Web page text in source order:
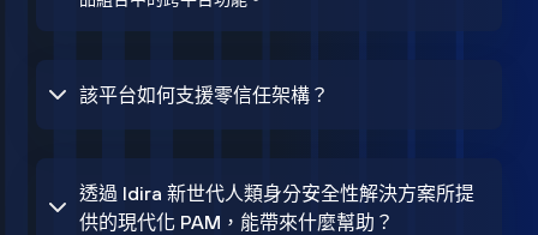
該平台如何支援零信任架構？
透過 Idira 新世代人類身分安全性解決方案所提
供的現代化 PAM，能帶來什麼幫助？